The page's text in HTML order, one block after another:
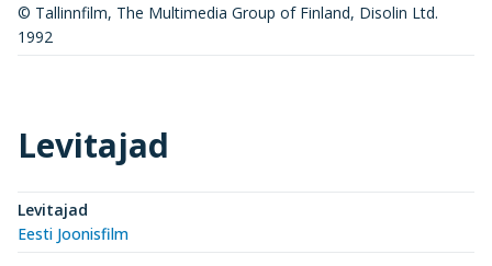
© Tallinnfilm, The Multimedia Group of Finland, Disolin Ltd.
1992
Levitajad
Levitajad
Eesti Joonisfilm